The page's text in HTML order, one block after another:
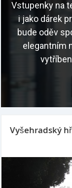
Vstupenky na
i jako dárek
bude oděv
elegantním
Vyšehradský